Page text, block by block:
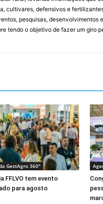
cultivares, defensivos e
pesquisas,
tendo o objetivo de fazer um giro
GestAgro 360°
FFLVO tem evento
para agosto